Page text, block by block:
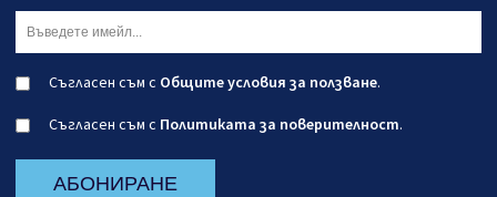
Съгласен съм с Общите условия за ползване.
Съгласен съм с Политиката за поверителност.
АБОНИРАНЕ